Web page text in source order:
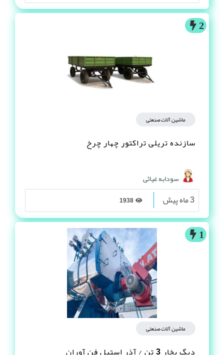
2
ماشین آلات صنعتی
سازنده تریلی تراکتور چهار چرخ
سودابه غیاثی
3 ماه پیش
1
ماشین آلات صنعتی